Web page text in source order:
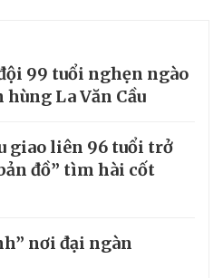
99 tuổi nghẹn ngào
La Văn Cầu
giao liên 96 tuổi trở
đồ” tìm hài cốt
nơi đại ngàn